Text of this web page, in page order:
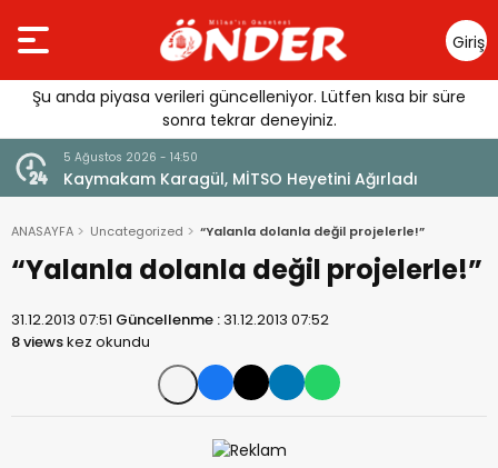
Giriş
Yap
Şu anda piyasa verileri güncelleniyor. Lütfen kısa bir süre
sonra tekrar deneyiniz.
5 Ağustos 2026 - 14:50
Kaymakam Karagül, MİTSO Heyetini Ağırladı
ANASAYFA Uncategorized “Yalanla dolanla değil projelerle!”
“Yalanla dolanla değil projelerle!”
31.12.2013 07:51 Güncellenme :31.12.2013 07:52
8 viewskez okundu